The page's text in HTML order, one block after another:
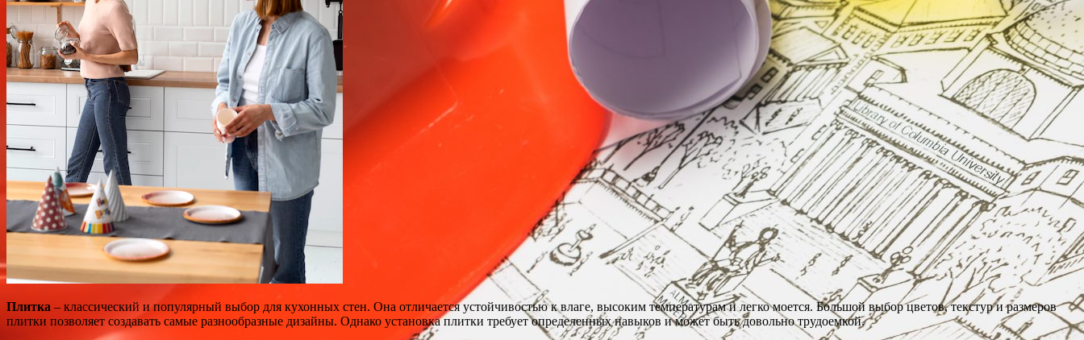
Плитка – классический и популярный выбор для кухонных стен. Она отличается устойчивостью к влаге, высоким температурам и легко моется. Большой выбор цветов, текстур и размеров
плитки позволяет создавать самые разнообразные дизайны. Однако установка плитки требует определенных навыков и может быть довольно трудоемкой.